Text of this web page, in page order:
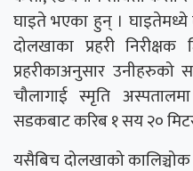
घाइते भएका हुन् । घाइतेमध्ये
दोलखाका प्रहरी
प्रहरीकाअनुसार उनीहरुको
चौलागाई स्मृति
सडकबाट करिब १ सय २०
यसैबिच दोलखाको कालिञ्चोक